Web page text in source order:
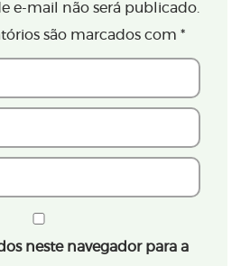
e-mail não será publicado.
são marcados com *
neste navegador para a